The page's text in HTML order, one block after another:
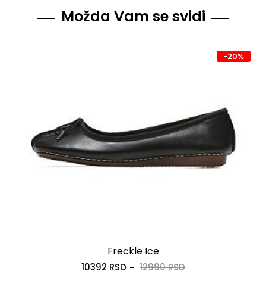
Možda Vam se svidi
-20%
Freckle Ice
10392 RSD 12990 RSD